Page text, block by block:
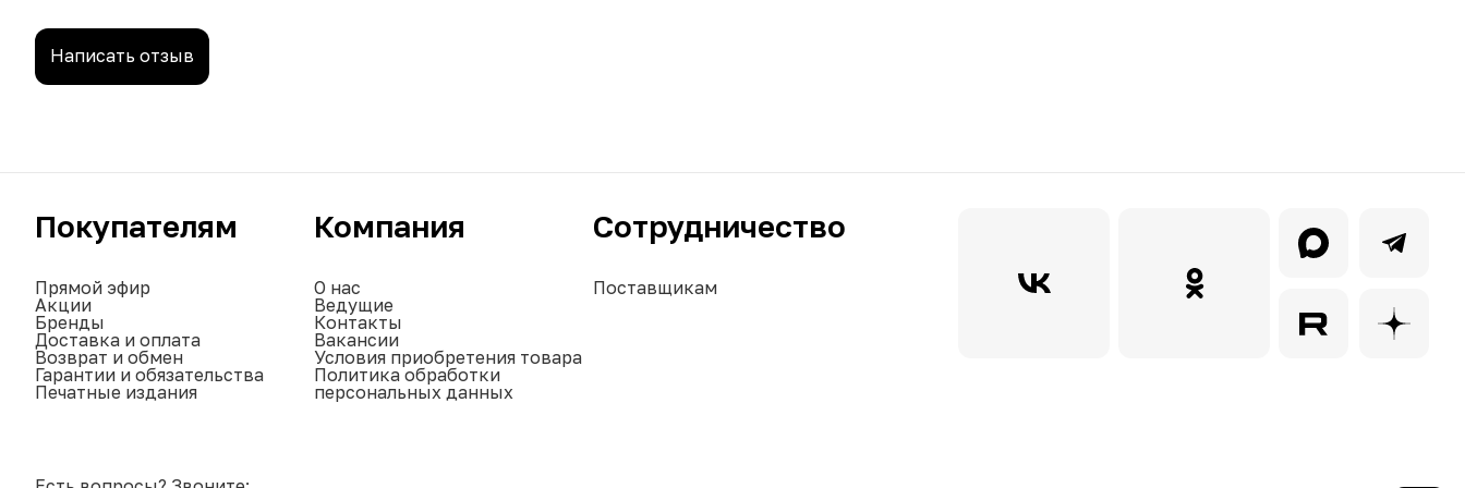
Написать отзыв
Покупателям
Прямой эфир
Акции
Бренды
Доставка и оплата
Возврат и обмен
Гарантии и обязательства
Печатные издания
Компания
О нас
Ведущие
Контакты
Вакансии
Условия приобретения товара
Политика обработки
персональных данных
Сотрудничество
Поставщикам